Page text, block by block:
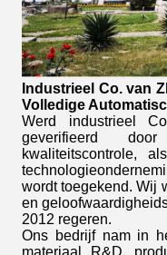
Industrieel Co. van
Volledige
Werd industrieel
geverifieerd
kwaliteitscontrole,
wordt toegekend. Wij
en
2012 regeren.
Ons bedrijf nam in
materiaal R&D,